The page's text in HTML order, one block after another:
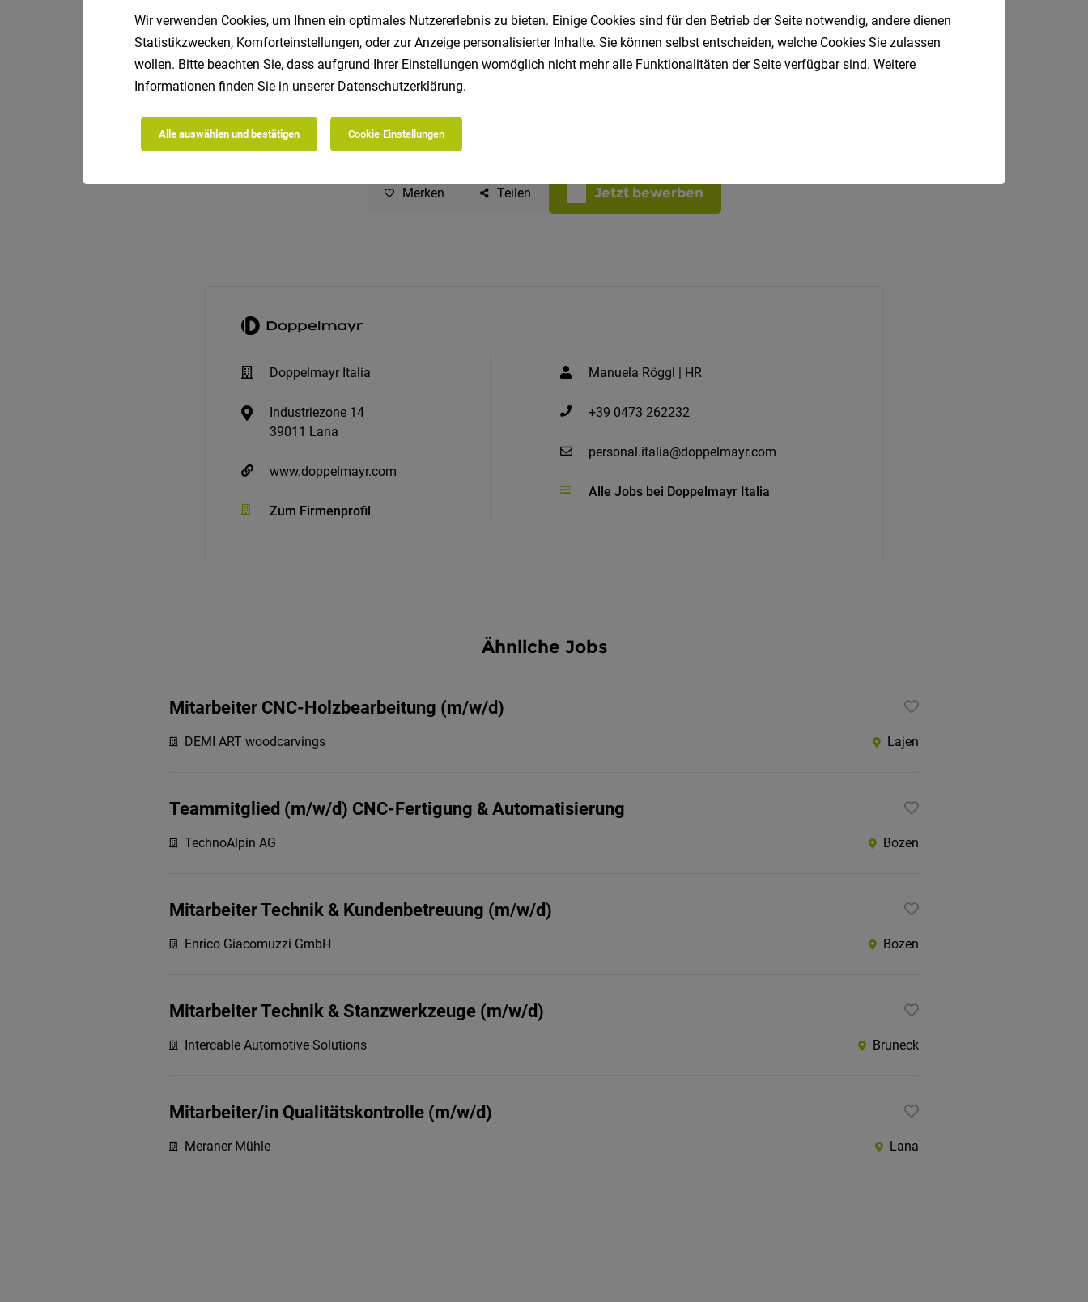
Merken Teilen Jetzt bewerben
Doppelmayr Italia
Industriezone 14
39011 Lana
www.doppelmayr.com
Zum Firmenprofil
Manuela Röggl | HR
+39 0473 262232
personal.italia@doppelmayr.com
Alle Jobs bei Doppelmayr Italia
Ähnliche Jobs
Mitarbeiter CNC-Holzbearbeitung (m/w/d)
DEMI ART woodcarvings Lajen
Teammitglied (m/w/d) CNC-Fertigung & Automatisierung
TechnoAlpin AG Bozen
Mitarbeiter Technik & Kundenbetreuung (m/w/d)
Enrico Giacomuzzi GmbH Bozen
Mitarbeiter Technik & Stanzwerkzeuge (m/w/d)
Intercable Automotive Solutions Bruneck
Mitarbeiter/in Qualitätskontrolle (m/w/d)
Meraner Mühle Lana
Wir verwenden Cookies, um Ihnen ein optimales Nutzererlebnis zu bieten. Einige Cookies sind für den Betrieb der Seite notwendig, andere dienen
Statistikzwecken, Komforteinstellungen, oder zur Anzeige personalisierter Inhalte. Sie können selbst entscheiden, welche Cookies Sie zulassen
wollen. Bitte beachten Sie, dass aufgrund Ihrer Einstellungen womöglich nicht mehr alle Funktionalitäten der Seite verfügbar sind. Weitere
Informationen finden Sie in unserer Datenschutzerklärung.
Alle auswählen und bestätigen Cookie-Einstellungen